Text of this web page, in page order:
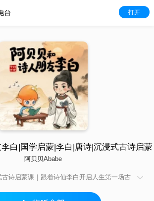
打开
白|国学启蒙|李白|唐诗|沉浸式古诗启蒙
阿贝贝Ababe
古诗启蒙课｜跟着诗仙李白开启人生第一场古
到了一位特别的朋友——诗仙李白。 在这里，